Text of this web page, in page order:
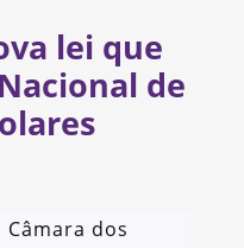
lei que
de
dos